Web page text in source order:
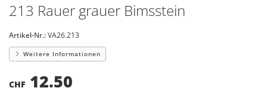
213 Rauer grauer Bimsstein
Artikel-Nr.:VA26.213
Weitere Informationen
CHF 12.50